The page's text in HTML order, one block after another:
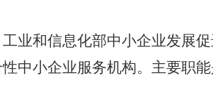
工业和信息化部中小企业发展
中小企业服务机构。主要职